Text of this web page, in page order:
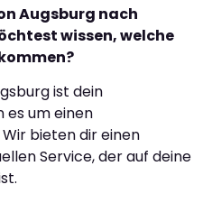
Augsburg nach
wissen, welche
ist dein
es um einen
bieten dir einen
Service, der auf deine